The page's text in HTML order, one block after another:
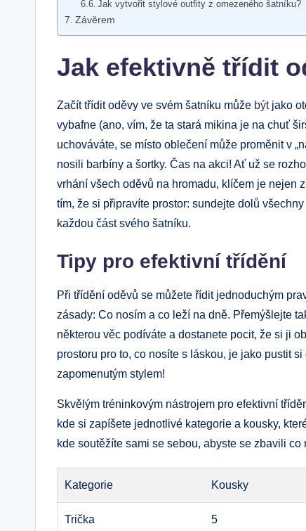
Jak vytvořit stylové outfity z omezeného šatníku?
Závěrem
Jak efektivně třídit
Začít třídit oděvy ve svém šatníku může býtjako
vybafne (ano, vím, že ta stará mikina je na chuť
uchováváte, se místo oblečení může proměnit v
nosili barbíny a šortky. Čas na akci! Ať už se
vrhání všech oděvů na hromadu, klíčem je nejen
tím, že si připravíte prostor: sundejte dolů
každou část svého šatníku.
Tipy pro efektivní třídění
Při třídění oděvů se můžete řídit jednoduchým
zásady: Co nosím a co leží na dně. Přemýšlejte
některou věc podíváte a dostanete pocit, že si ji
prostoru pro to, co nosíte s láskou, je jako pustit
zapomenutým stylem!
Skvělým tréninkovým nástrojem pro efektivní
kde si zapíšete jednotlivé kategorie a kousky,
kde soutěžíte sami se sebou, abyste se zbavili
Kategorie Kousky
Trička 5